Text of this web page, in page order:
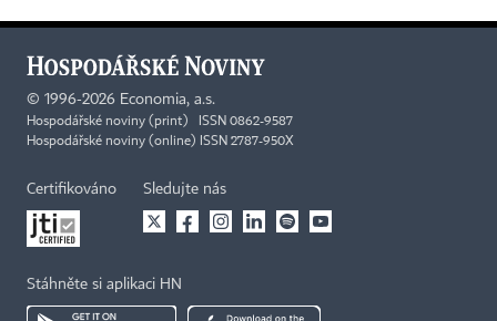
© 1996-2026 Economia, a.s.
Hospodářské noviny (print) ISSN 0862-9587
Hospodářské noviny (online) ISSN 2787-950X
Certifikováno Sledujte nás
Stáhněte si aplikaci HN